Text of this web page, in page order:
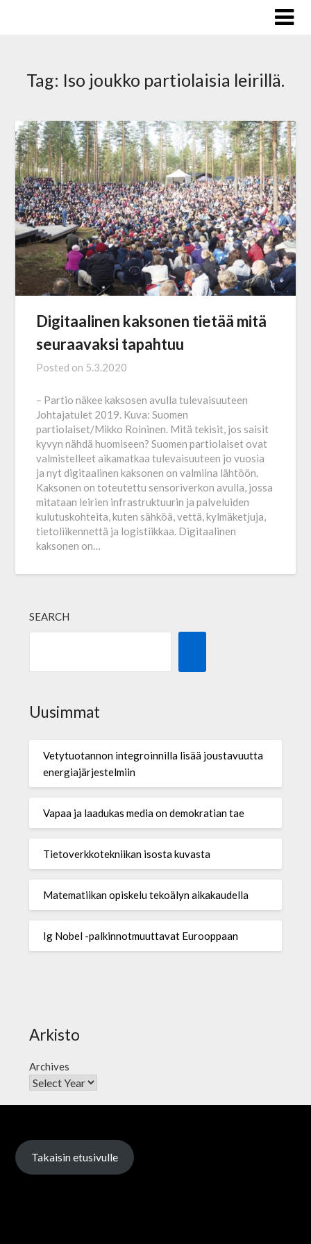
Tag: Iso joukko partiolaisia leirillä.
Digitaalinen kaksonen tietää mitä
seuraavaksi tapahtuu
Posted on 5.3.2020
– Partio näkee kaksosen avulla tulevaisuuteen
Johtajatulet 2019. Kuva: Suomen
partiolaiset/Mikko Roininen. Mitä tekisit, jos saisit
kyvyn nähdä huomiseen? Suomen partiolaiset ovat
valmistelleet aikamatkaa tulevaisuuteen jo vuosia
ja nyt digitaalinen kaksonen on valmiina lähtöön.
Kaksonen on toteutettu sensoriverkon avulla, jossa
mitataan leirien infrastruktuurin ja palveluiden
kulutuskohteita, kuten sähköä, vettä, kylmäketjuja,
tietoliikennettä ja logistiikkaa. Digitaalinen
kaksonen on…
SEARCH
Uusimmat
Vetytuotannon integroinnilla lisää joustavuutta
energiajärjestelmiin
Vapaa ja laadukas media on demokratian tae
Tietoverkkotekniikan isosta kuvasta
Matematiikan opiskelu tekoälyn aikakaudella
Ig Nobel -palkinnotmuuttavat Eurooppaan
Arkisto
Archives
Takaisin etusivulle